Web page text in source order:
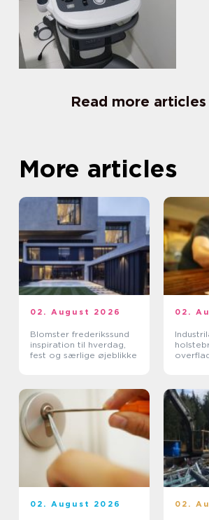
Read more
More articles
02. August 2026
Blomster frederikssund
inspiration til hverdag,
fest og særlige øjeblikke
02.
holstebro
02. August 2026 02.